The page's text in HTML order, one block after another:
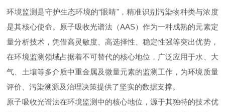
环境监测是守护生态环境的“眼睛"，精准识别污染物种类与浓度
是其核心使命。原子吸收光谱法（AAS）作为一种成熟的元素定
量分析技术，凭借高灵敏度、高选择性、稳定性强等突出优势，
在环境监测领域占据着不可替代的核心地位，广泛应用于水、大
气、土壤等多介质中重金属及微量元素的监测工作，为环境质量
评价、污染溯源及治理决策提供了坚实的数据支撑。
原子吸收光谱法在环境监测中的核心地位，源于其独特的技术优